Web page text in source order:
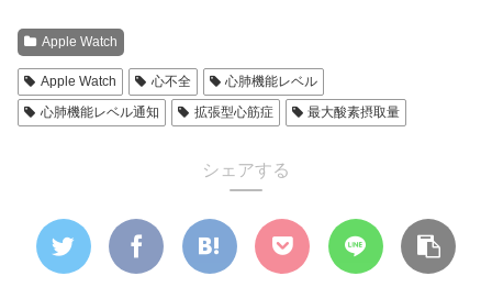
Apple Watch
Apple Watch 心不全
心肺機能レベル
心肺機能レベル通知
拡張型心筋症 最大酸素摂取量
シェアする